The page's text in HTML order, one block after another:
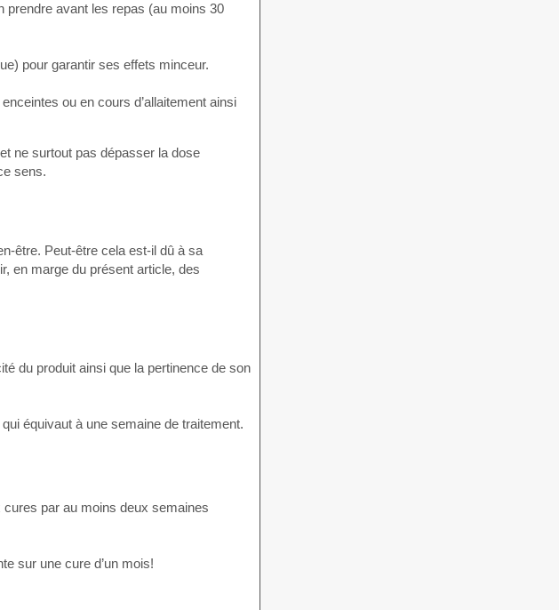
prendre avant les repas (au moins 30
pour garantir ses effets minceur.
ou en cours d’allaitement ainsi
ne surtout pas dépasser la dose
sens.
être. Peut-être cela est-il dû à sa
en marge du présent article, des
du produit ainsi que la pertinence de son
qui équivaut à une semaine de traitement.
par au moins deux semaines
sur une cure d’un mois!